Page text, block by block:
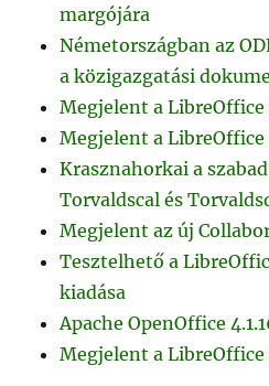
margójára
Németországban az
a közigazgatási
Megjelent a LibreOffice
Megjelent a LibreOffice
Krasznahorkai a
Torvaldscal és
Megjelent az új
Tesztelhető a
kiadása
Apache OpenOffice
Megjelent a LibreOffice